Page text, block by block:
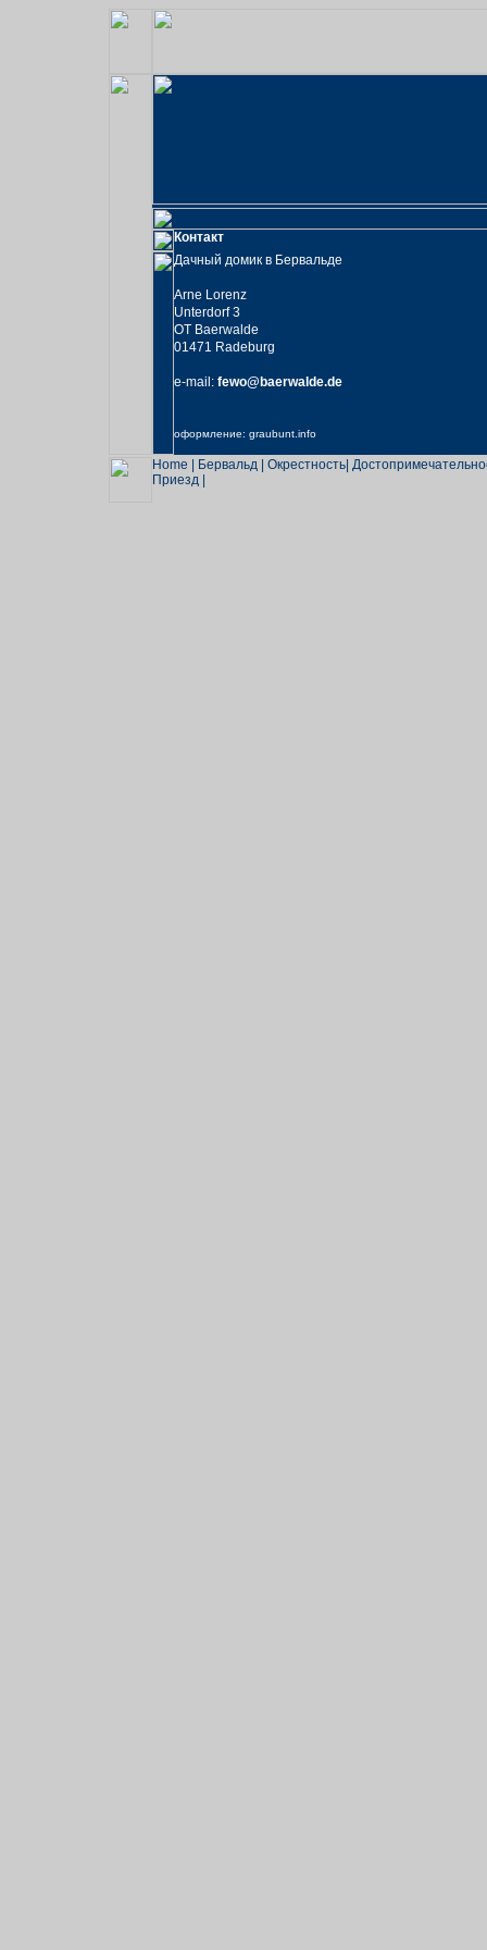
Контакт
Дачный домик в Бервальде
Arne Lorenz
Unterdorf 3
OT Baerwalde
01471 Radeburg
e-mail: fewo@baerwalde.de
оформление: graubunt.info
Home Бервальд Окрестность
Приезд